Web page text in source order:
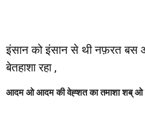
इंसान को इंसान से थी नफ़रत बस
बेतहाशा रहा ,
आदम ओ आदम की वेह्शत का तमाशा शब् ओ